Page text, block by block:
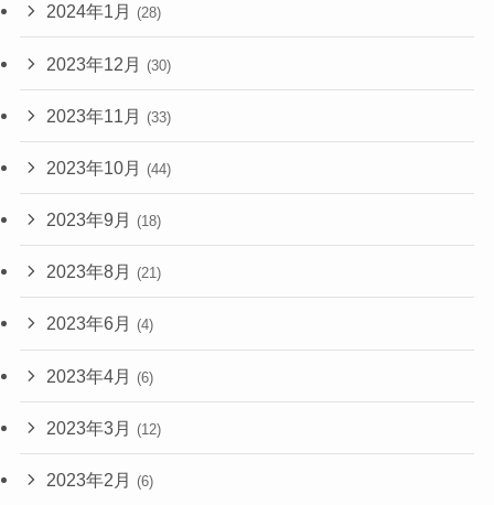
2024年1月 (28)
2023年12月 (30)
2023年11月 (33)
2023年10月 (44)
2023年9月 (18)
2023年8月 (21)
2023年6月 (4)
2023年4月 (6)
2023年3月 (12)
2023年2月 (6)